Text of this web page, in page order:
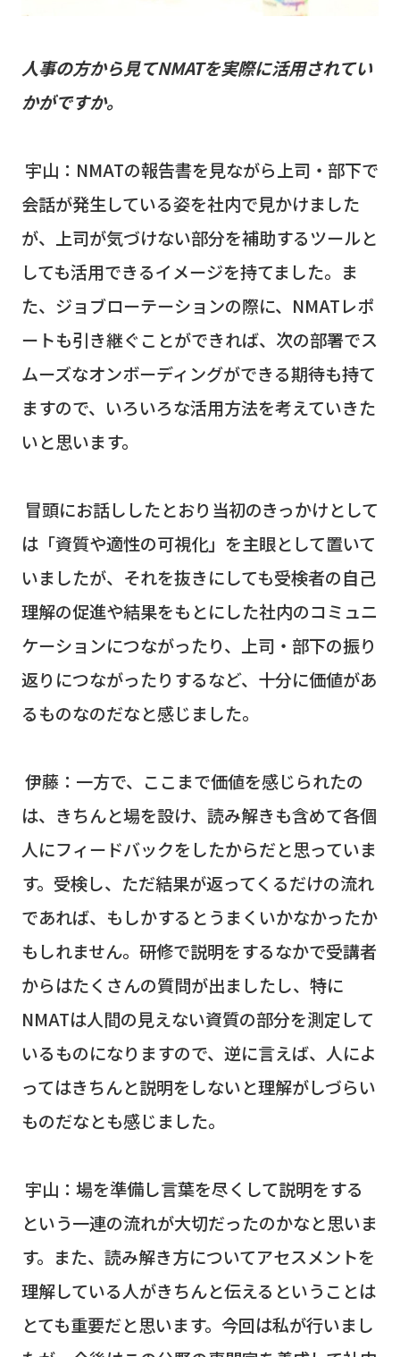
人事の方から見てNMATを実際に活用されてい
かがですか。
宇山： NMATの報告書を見ながら上司・部下で
会話が発生している姿を社内で見かけました
が、上司が気づけない部分を補助するツールと
しても活用できるイメージを持てました。ま
た、ジョブローテーションの際に、 NMATレポ
ートも引き継ぐことができれば、次の部署でス
ムーズなオンボーディングができる期待も持て
ますので、いろいろな活用方法を考えていきた
いと思います。
冒頭にお話ししたとおり当初のきっかけとして
は「資質や適性の可視化」を主眼として置いて
いましたが、それを抜きにしても受検者の自己
理解の促進や結果をもとにした社内のコミュニ
ケーションにつながったり、上司・部下の振り
返りにつながったりするなど、十分に価値があ
るものなのだなと感じました。
伊藤：一方で、ここまで価値を感じられたの
は、きちんと場を設け、読み解きも含めて各個
人にフィードバックをしたからだと思っていま
す。受検し、ただ結果が返ってくるだけの流れ
であれば、もしかするとうまくいかなかったか
もしれません。研修で説明をするなかで受講者
からはたくさんの質問が出ましたし、特に
NMATは人間の見えない資質の部分を測定して
いるものになりますので、逆に言えば、人によ
ってはきちんと説明をしないと理解がしづらい
ものだなとも感じました。
宇山：場を準備し言葉を尽くして説明をする
という一連の流れが大切だったのかなと思いま
す。また、読み解き方についてアセスメントを
理解している人がきちんと伝えるということは
とても重要だと思います。今回は私が行いまし